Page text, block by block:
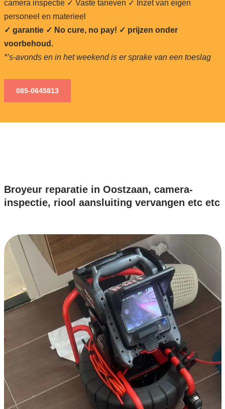
camera inspectie ✓ Vaste tarieven ✓ Inzet van eigen
personeel en materieel
✓ garantie ✓ No cure, no pay! ✓ prijzen onder
voorbehoud.
*’s-avonds en in het weekend is er sprake van een toeslag
085-0645813
Broyeur reparatie in Oostzaan, camera-
inspectie, riool aansluiting vervangen etc etc